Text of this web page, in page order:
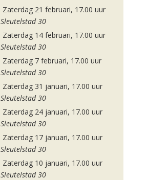
Zaterdag 21 februari, 17.00 uur
Sleutelstad 30
Zaterdag 14 februari, 17.00 uur
Sleutelstad 30
Zaterdag 7 februari, 17.00 uur
Sleutelstad 30
Zaterdag 31 januari, 17.00 uur
Sleutelstad 30
Zaterdag 24 januari, 17.00 uur
Sleutelstad 30
Zaterdag 17 januari, 17.00 uur
Sleutelstad 30
Zaterdag 10 januari, 17.00 uur
Sleutelstad 30